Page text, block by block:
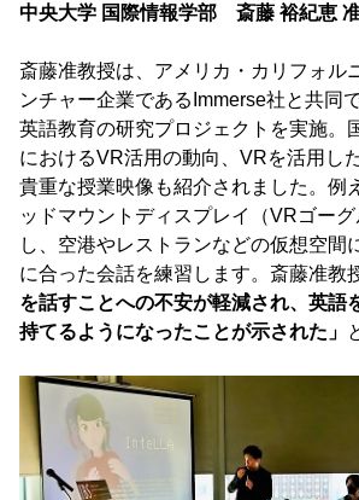
中央大学 国際情報学部 斎藤 裕紀恵
斎藤准教授は、アメリカ・カリフォル
ンチャー企業であるImmerse社と共同
英語教育の研究プロジェクトを実施。
におけるVR活用の動向、VRを活用し
貴重な授業映像も紹介されました。例
ッドマウントディスプレイ（VRゴー
し、空港やレストランなどの仮想空間
に合った会話を練習します。斎藤准教
を話すことへの不安が軽減され、英語
持てるようになったことが示された」